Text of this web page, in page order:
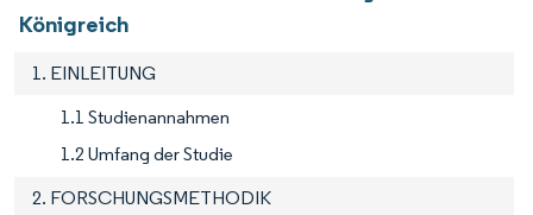
Königreich
1. EINLEITUNG
1.1 Studienannahmen
1.2 Umfang der Studie
2. FORSCHUNGSMETHODIK